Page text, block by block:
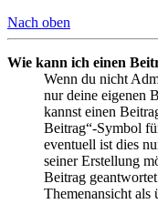
Nach oben
Wie kann ich einen
Wenn du nicht
nur deine eigenen
kannst einen
Beitrag“-Symbol
eventuell ist dies
seiner Erstellung
Beitrag
Themenansicht als